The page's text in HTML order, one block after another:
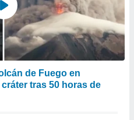
de Fuego en
tras 50 horas de